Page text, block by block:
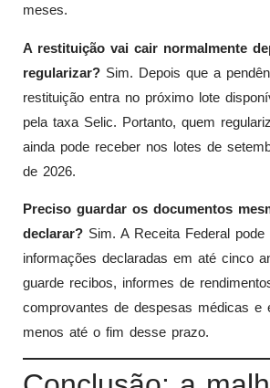
meses.
A restituição vai cair normalmente
regularizar? Sim. Depois que a
restituição entra no próximo lote
pela taxa Selic. Portanto, quem
ainda pode receber nos lotes de
de 2026.
Preciso guardar os documentos
declarar? Sim. A Receita Federal pode
informações declaradas em até cinco
guarde recibos, informes de
comprovantes de despesas médicas e
menos até o fim desse prazo.